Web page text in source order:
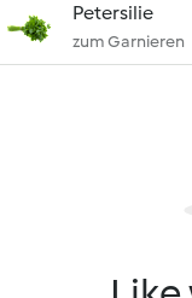
Petersilie
zum Garnieren